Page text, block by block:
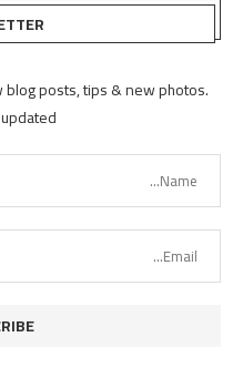
posts, tips & new photos.